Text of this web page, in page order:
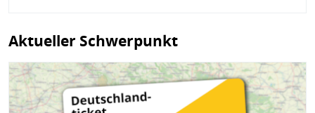
Aktueller Schwerpunkt
Bild